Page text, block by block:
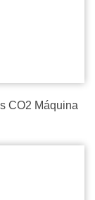
CO2 Máquina